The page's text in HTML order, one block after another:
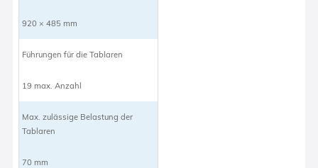
920 × 485 mm
Führungen für die Tablaren
19 max. Anzahl
Max. zulässige Belastung der
Tablaren
70 mm